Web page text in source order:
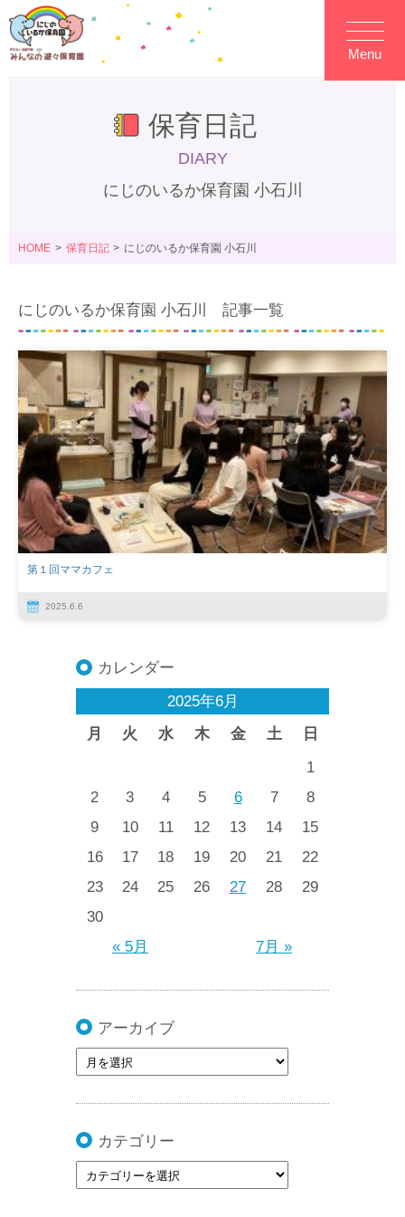
Menu
保育日記
DIARY
にじのいるか保育園 小石川
HOME 保育日記 にじのいるか保育園 小石川
にじのいるか保育園 小石川 記事一覧
第１回ママカフェ
2025.6.6
カレンダー
2025年6月
月
火 水 木 金 土 日
« 5月 7月 »
1
2
3 4 5 6 7
8
9
10 11 12 13 14
15
16
17 18 19 20 21
22
23
24 25 26 27 28
29
30
アーカイブ
カテゴリー